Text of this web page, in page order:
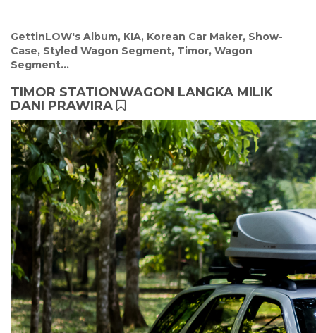
GettinLOW's Album, KIA, Korean Car Maker, Show-
Case, Styled Wagon Segment, Timor, Wagon
Segment...
TIMOR STATIONWAGON LANGKA MILIK
DANI PRAWIRA